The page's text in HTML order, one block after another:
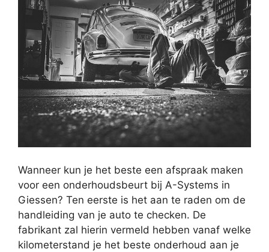
Wanneer kun je het beste een afspraak maken
voor een onderhoudsbeurt bij A-Systems in
Giessen? Ten eerste is het aan te raden om de
handleiding van je auto te checken. De
fabrikant zal hierin vermeld hebben vanaf welke
kilometerstand je het beste onderhoud aan je